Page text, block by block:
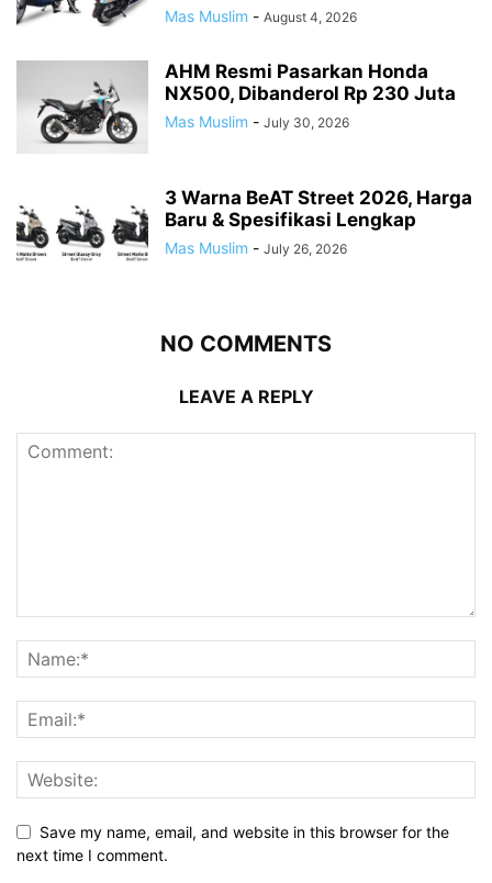
Mas Muslim - August 4, 2026
AHM Resmi Pasarkan Honda
NX500, Dibanderol Rp 230 Juta
Mas Muslim - July 30, 2026
3 Warna BeAT Street 2026, Harga
Baru & Spesifikasi Lengkap
Mas Muslim - July 26, 2026
NO COMMENTS
LEAVE A REPLY
Save my name, email, and website in this browser for the
next time I comment.